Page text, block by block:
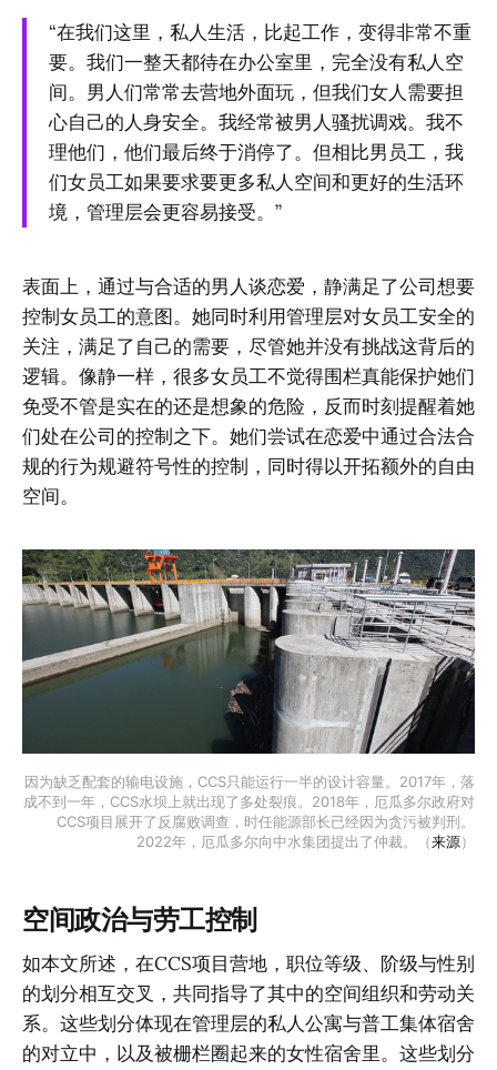
“在我们这里，私人生活，比起工作，变得非常不重
要。我们一整天都待在办公室里，完全没有私人空
间。男人们常常去营地外面玩，但我们女人需要担
心自己的人身安全。我经常被男人骚扰调戏。我不
理他们，他们最后终于消停了。但相比男员工，我
们女员工如果要求要更多私人空间和更好的生活环
境，管理层会更容易接受。”
表面上，通过与合适的男人谈恋爱，静满足了公司想要
控制女员工的意图。她同时利用管理层对女员工安全的
关注，满足了自己的需要，尽管她并没有挑战这背后的
逻辑。像静一样，很多女员工不觉得围栏真能保护她们
免受不管是实在的还是想象的危险，反而时刻提醒着她
们处在公司的控制之下。她们尝试在恋爱中通过合法合
规的行为规避符号性的控制，同时得以开拓额外的自由
空间。
因为缺乏配套的输电设施，CCS只能运行一半的设计容量。2017年，落
成不到一年，CCS水坝上就出现了多处裂痕。2018年，厄瓜多尔政府对
CCS项目展开了反腐败调查，时任能源部长已经因为贪污被判刑。
2022年，厄瓜多尔向中水集团提出了仲裁。（来源）
空间政治与劳工控制
如本文所述，在CCS项目营地，职位等级、阶级与性别
的划分相互交叉，共同指导了其中的空间组织和劳动关
系。这些划分体现在管理层的私人公寓与普工集体宿舍
的对立中，以及被栅栏圈起来的女性宿舍里。这些划分